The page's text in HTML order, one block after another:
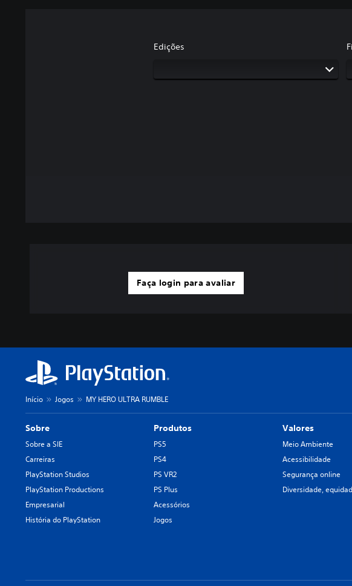
Edições
Faça login para avaliar
Início Jogos MY HERO ULTRA RUMBLE
Sobre
Sobre a SIE
Carreiras
PlayStation Studios
PlayStation Productions
Empresarial
História do PlayStation
Produtos
PS5
PS4
PS VR2
PS Plus
Acessórios
Jogos
Valores
Meio Ambiente
Acessibilidade
Segurança online
Diversidade,